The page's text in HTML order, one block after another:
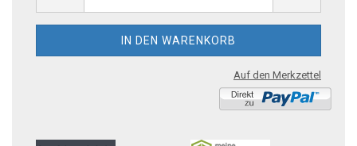
Auf den Merkzettel